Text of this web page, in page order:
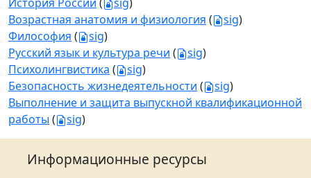
Возрастная анатомия и физиология ( sig)
Философия ( sig)
Русский язык и культура речи ( sig)
Психолингвистика ( sig)
Безопасность жизнедеятельности ( sig)
Выполнение и защита выпускной квалификационной
работы ( sig)
Информационные ресурсы